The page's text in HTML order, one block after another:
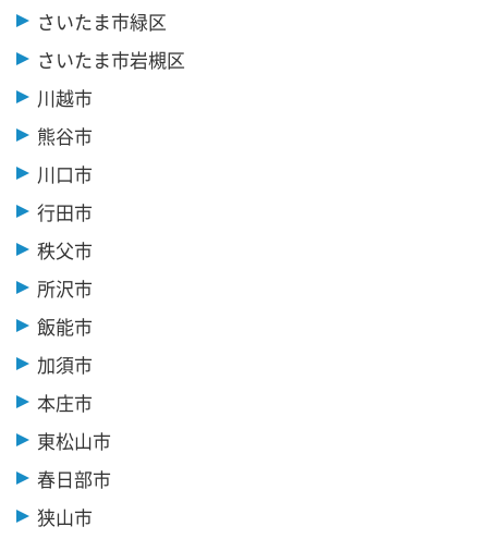
さいたま市緑区
さいたま市岩槻区
川越市
熊谷市
川口市
行田市
秩父市
所沢市
飯能市
加須市
本庄市
東松山市
春日部市
狭山市